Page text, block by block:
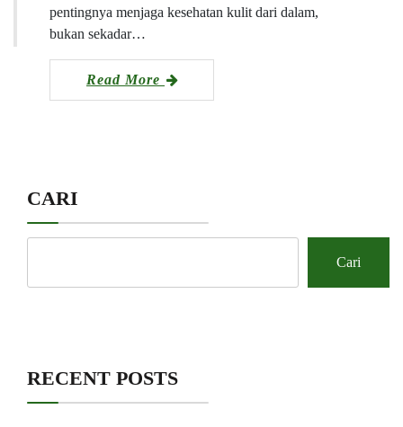
pentingnya menjaga kesehatan kulit dari dalam,
bukan sekadar…
Read More
CARI
Cari
RECENT POSTS